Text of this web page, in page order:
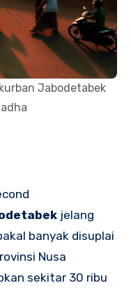
Jabodetabek
jelang
banyak disuplai
Nusa
sekitar 30 ribu